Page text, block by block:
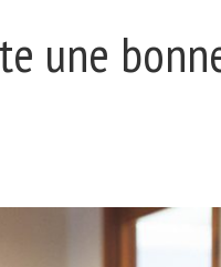
une